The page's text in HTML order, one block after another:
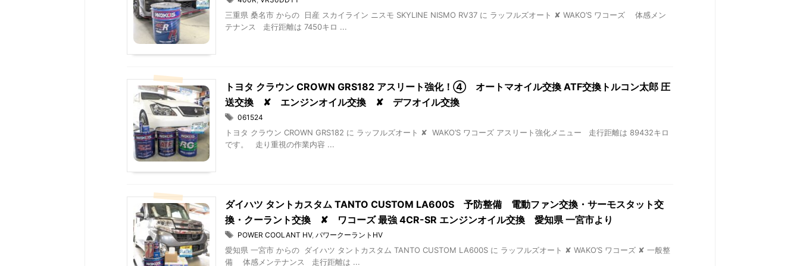
三重県 桑名市 からの 日産 スカイライン ニスモ SKYLINE NISMO RV37 に ラッフルズオート ✘ WAKO’S ワコーズ 体感メン
テナンス 走行距離は 7450キロ ...
トヨタ クラウン CROWN GRS182 アスリート強化！④ オートマオイル交換 ATF交換トルコン太郎 圧
送交換 ✘ エンジンオイル交換 ✘ デフオイル交換
061524
トヨタ クラウン CROWN GRS182 に ラッフルズオート ✘ WAKO’S ワコーズ アスリート強化メニュー 走行距離は 89432キロ
です。 走り重視の作業内容 ...
ダイハツ タントカスタム TANTO CUSTOM LA600S 予防整備 電動ファン交換・サーモスタット交
換・クーラント交換 ✘ ワコーズ 最強 4CR-SR エンジンオイル交換 愛知県 一宮市より
POWER COOLANT HV, パワークーラントHV
愛知県 一宮市 からの ダイハツ タントカスタム TANTO CUSTOM LA600S に ラッフルズオート ✘ WAKO’S ワコーズ ✘ 一般整
備 体感メンテナンス 走行距離は ...